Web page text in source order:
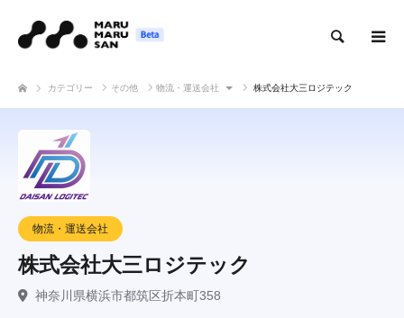
カテゴリー その他 物流・運送会社 株式会社大三ロジテック
物流・運送会社
株式会社大三ロジテック
神奈川県横浜市都筑区折本町358